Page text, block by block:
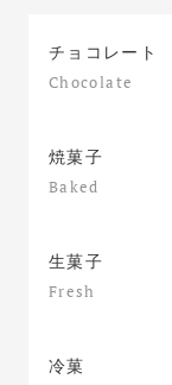
チョコレート
Chocolate
焼菓子
Baked
生菓子
Fresh
冷菓